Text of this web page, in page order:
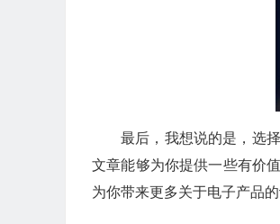
最后，我想说的是，选
文章能够为你提供一些有价
为你带来更多关于电子产品的